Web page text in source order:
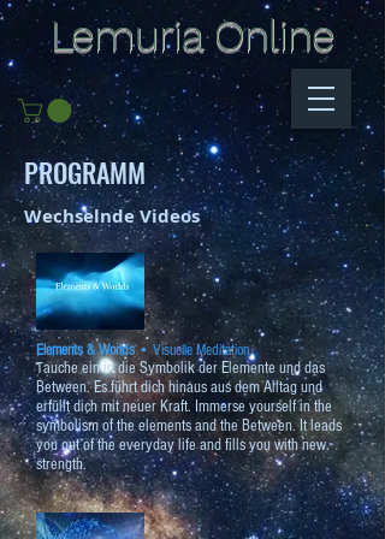
Lemuria Online
PROGRAMM
Wechselnde Videos
Elements & Worlds• Visuelle Meditation
Tauche ein in die Symbolik der Elemente und das
Between. Es führt dich hinaus aus dem Alltag und
erfüllt dich mit neuer Kraft. Immerse yourself in the
symbolism of the elements and the Between. It leads
you out of the everyday life and fills you with new
strength.